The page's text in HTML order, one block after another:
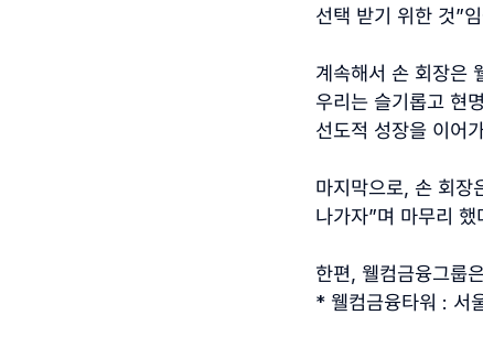
선택 받기 위한 것”
계속해서 손 회장은
우리는 슬기롭고 현
선도적 성장을 이어
마지막으로, 손 회장
나가자”며 마무리 했
한편, 웰컴금융그룹
* 웰컴금융타워 : 서